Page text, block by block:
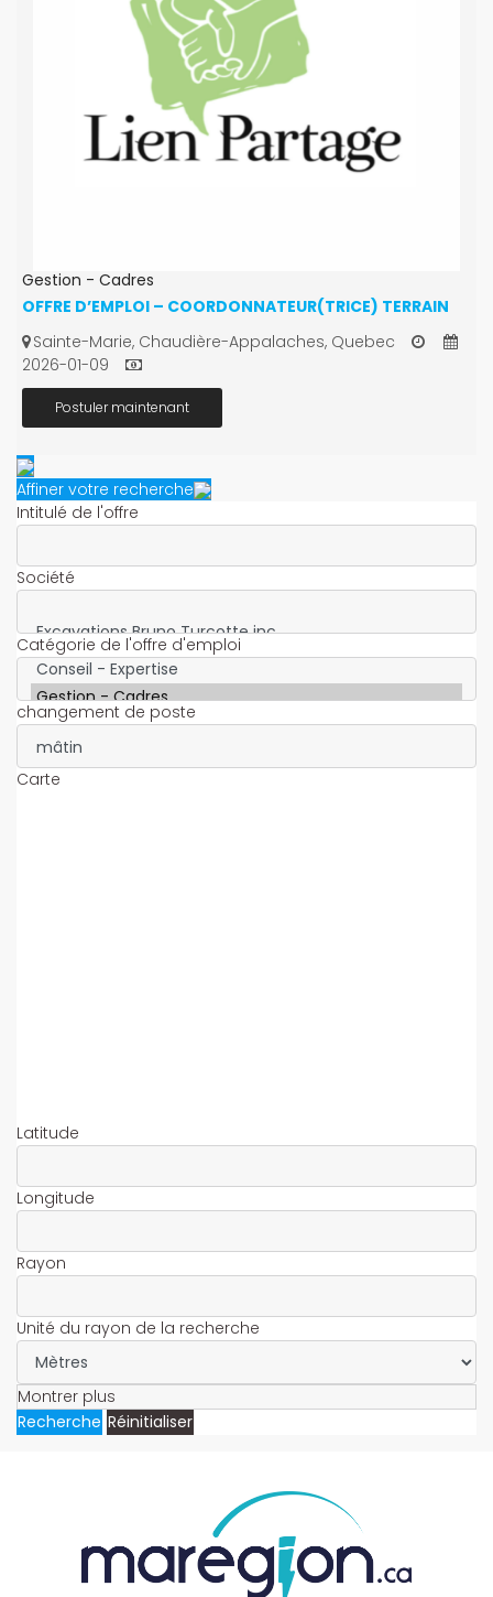
Gestion - Cadres
OFFRE D’EMPLOI – COORDONNATEUR(TRICE) TERRAIN
Sainte-Marie, Chaudière-Appalaches, Quebec
2026-01-09
Postuler maintenant
Affiner votre recherche
Intitulé de l'offre
Société
Catégorie de l'offre d'emploi
changement de poste
Carte
Latitude
Longitude
Rayon
Unité du rayon de la recherche
Montrer plus
Recherche Réinitialiser